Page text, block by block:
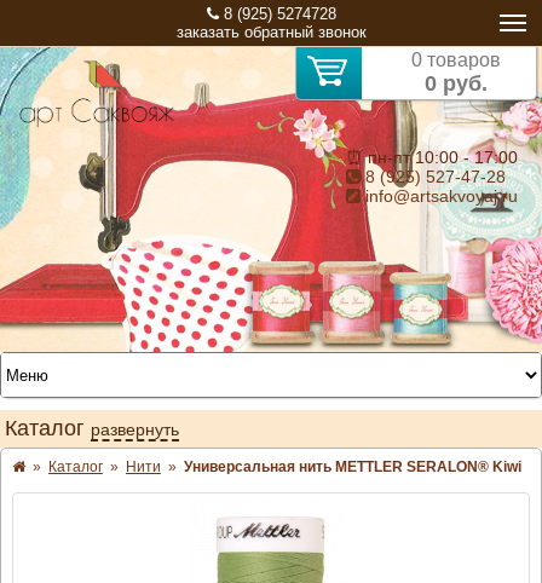
8 (925) 5274728
заказать обратный звонок
0 товаров
0 руб.
⏰ пн-пт 10:00 - 17:00
8 (925) 527-47-28
info@artsakvoyaj.ru
Каталог развернуть
» Каталог » Нити » Универсальная нить METTLER SERALON® Kiwi